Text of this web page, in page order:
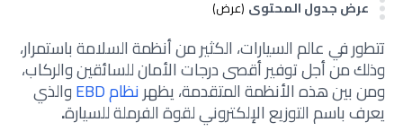
عرض جدول المحتوى (عرض)
تتطور في عالم السيارات، الكثير من أنظمة السلامة باستمرار،
وذلك من أجل توفير أقصى درجات الأمان للسائقين والركاب،
ومن بين هذه الأنظمة المتقدمة، يظهرنظام EBD والذي
يعرف باسم التوزيع الإلكتروني لقوة الفرملة للسيارة.